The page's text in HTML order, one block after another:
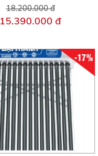
18.200.000 đ
15.390.000 đ
-17%